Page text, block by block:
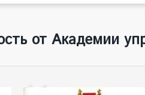
от Академии